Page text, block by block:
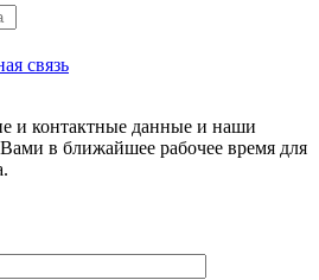
связь
и контактные данные и наши
в ближайшее рабочее время для